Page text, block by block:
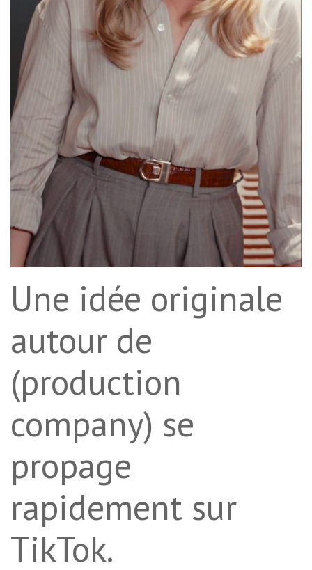
Une idée originale
autour de
(production
company) se
propage
rapidement sur
TikTok.